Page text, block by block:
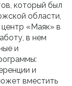
который был
области,
«Маяк» в
в нем
и
и
вместить